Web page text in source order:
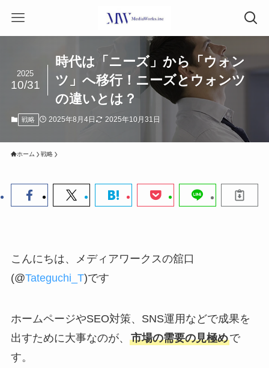
時代は「ニーズ」から「ウォン
ツ」へ移行！ニーズとウォンツ
の違いとは？
2025
10/31
戦略 2025年8月4日 2025年10月31日
ホーム 戦略
こんにちは、メディアワークスの舘口
(@Tateguchi_T)です
ホームページやSEO対策、SNS運用などで成果を
出すために大事なのが、 市場の需要の見極めで
す。